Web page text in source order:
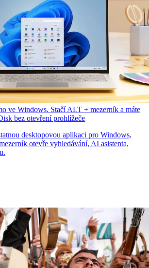
ve Windows. Stačí ALT + mezerník a máte
bez otevření prohlížeče
desktopovou aplikaci pro Windows,
otevře vyhledávání, AI asistenta,